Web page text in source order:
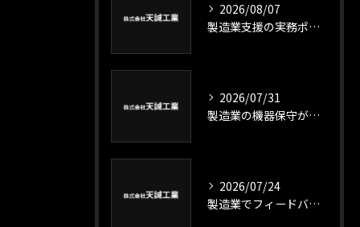
2026/08/07
製造業支援の実務ポイントと補助金活用で人手不足を乗り越える現場戦略
2026/07/31
製造業の機器保守が支える広島県三原市和田沖町拠点の最新動向と現場の役割を徹底解説
2026/07/24
製造業でフィードバックを活用し現場改善と品質向上を実現するポイント